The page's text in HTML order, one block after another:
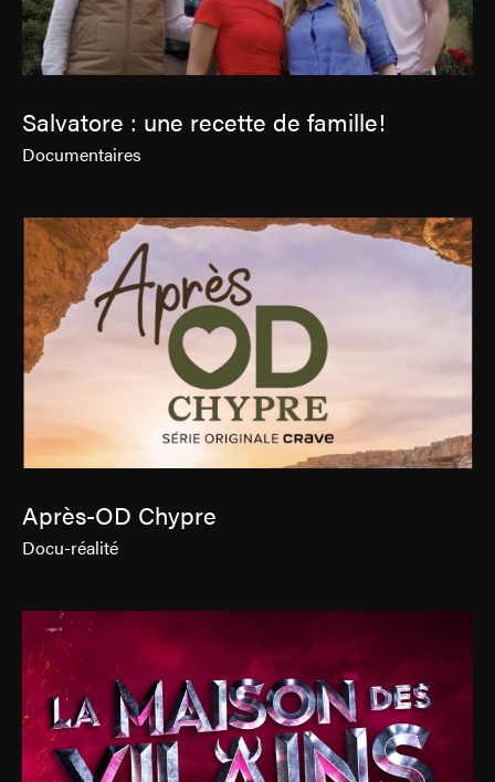
Salvatore : une recette de famille!
Documentaires
Après-OD Chypre
Docu-réalité